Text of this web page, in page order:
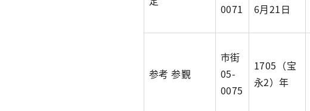
0071
6月21日
参考 参覲
市街
05-
0075
1705（宝
永2）年